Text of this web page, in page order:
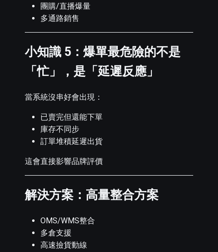
團購/直播爆量
多通路銷售
小知識 5：爆單最危險的不是
「忙」，是「延遲反應」
當系統沒串好會出現：
已賣完但還能下單
庫存不同步
訂單堆積延遲出貨
這會直接影響品牌評價
解決方案：高量整合方案
OMS/WMS整合
多倉支援
高速撿貨動線